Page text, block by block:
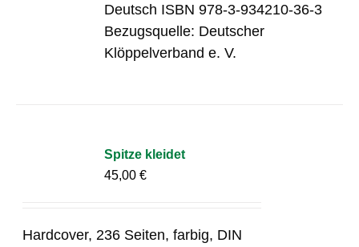
Deutsch ISBN 978-3-934210-36-3
Bezugsquelle: Deutscher
Klöppelverband e. V.
Spitze kleidet
45,00€
Hardcover, 236 Seiten, farbig, DIN